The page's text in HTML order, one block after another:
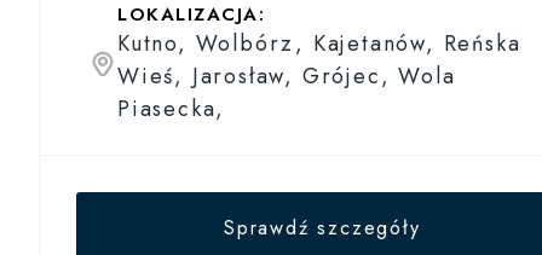
LOKALIZACJA:
Kutno, Wolbórz, Kajetanów, Reńska
Wieś, Jarosław, Grójec, Wola
Piasecka,
Sprawdź szczegóły